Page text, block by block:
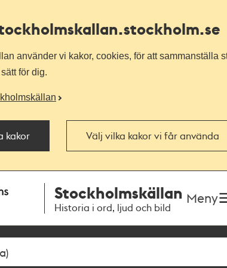
.stockholm.se
använder vi kakor, cookies, för att sammanställa
för dig.
kakor Välj vilka kakor vi får använda
Stockholmskällan
Historia i ord, ljud och bild
Meny